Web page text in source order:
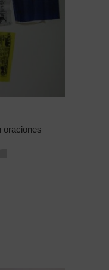
oraciones